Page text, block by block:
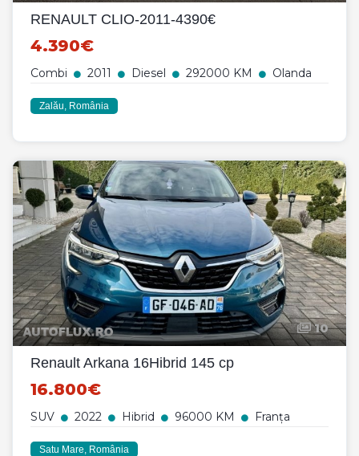
RENAULT CLIO-2011-4390€
4.390€
Combi 2011 Diesel 292000 KM Olanda
Zalău, România
10
Renault Arkana 16Hibrid 145 cp
16.800€
SUV 2022 Hibrid 96000 KM Franța
Satu Mare, România